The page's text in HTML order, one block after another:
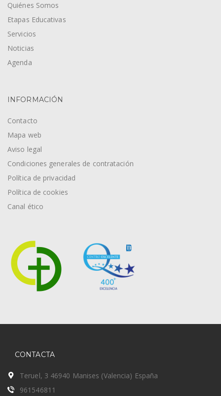
Quiénes Somos
Etapas Educativas
Servicios
Noticias
Agenda
INFORMACIÓN
Contacto
Mapa web
Aviso legal
Condiciones generales de contratación
Política de privacidad
Política de cookies
Canal ético
CONTACTA
Teruel, 3 46940 Manises (Valencia) España
961546811